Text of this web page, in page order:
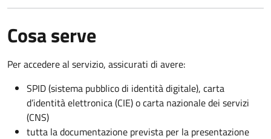
Cosa serve
Per accedere al servizio, assicurati di avere:
SPID (sistema pubblico di identità digitale), carta
d’identità elettronica (CIE) o carta nazionale dei servizi
(CNS)
tutta la documentazione prevista per la presentazione